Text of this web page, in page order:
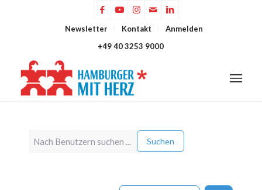
Newsletter Kontakt
Anmelden
+49 40 3253 9000
Nach Benutzern suchen ...
Nach Benutzern suchen ... Suchen